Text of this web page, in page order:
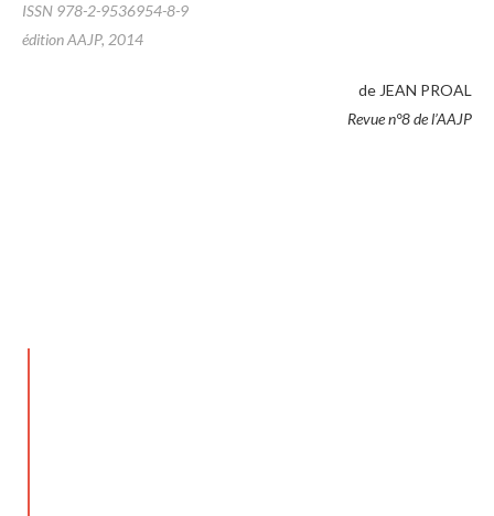
ISSN 978-2-9536954-8-9
édition AAJP, 2014
de JEAN PROAL
Revue n°8 de l’AAJP